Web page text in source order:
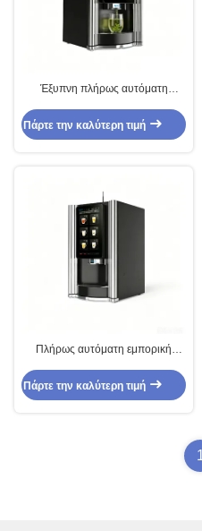
Έξυπνη πλήρως αυτόματη
επιχείρηση τροφοδοσίας και
ποτών
Πάρτε την καλύτερη τιμή
Πλήρως αυτόματη εμπορική
επιχειρήσεις εστίασης
Πάρτε την καλύτερη τιμή